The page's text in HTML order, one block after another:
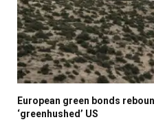
European green bonds
‘greenhushed’ US